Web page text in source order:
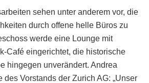
sehen unter anderem vor, die
durch offene helle Büros zu
werde eine Lounge mit
Café eingerichtet, die historische
hingegen unverändert. Andrea
des Vorstands der Zurich AG: „Unser